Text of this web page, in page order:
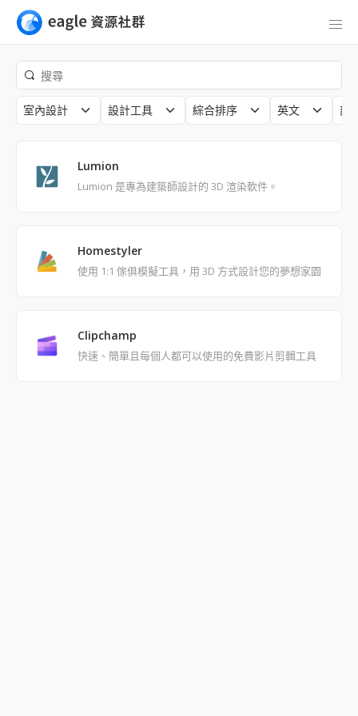
室內設計 設計工具 綜合排序 英文 部
Lumion
Lumion 是專為建築師設計的 3D 渲染軟件。
Homestyler
使用 1:1 傢俱模擬工具，用 3D 方式設計您的夢想家園
Clipchamp
快速、簡單且每個人都可以使用的免費影片剪輯工具